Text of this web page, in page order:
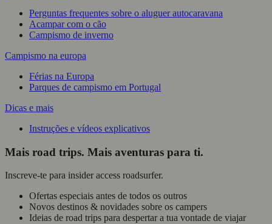
Perguntas frequentes sobre o aluguer autocaravana
Acampar com o cão
Campismo de inverno
Campismo na europa
Férias na Europa
Parques de campismo em Portugal
Dicas e mais
Instruções e vídeos explicativos
Mais road trips. Mais aventuras para ti.
Inscreve-te para insider access roadsurfer.
Ofertas especiais antes de todos os outros
Novos destinos & novidades sobre os campers
Ideias de road trips para despertar a tua vontade de viajar